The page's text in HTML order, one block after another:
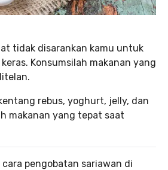
tidak disarankan kamu untuk
Konsumsilah makanan yang
rebus, yoghurt, jelly, dan
makanan yang tepat saat
pengobatan sariawan di